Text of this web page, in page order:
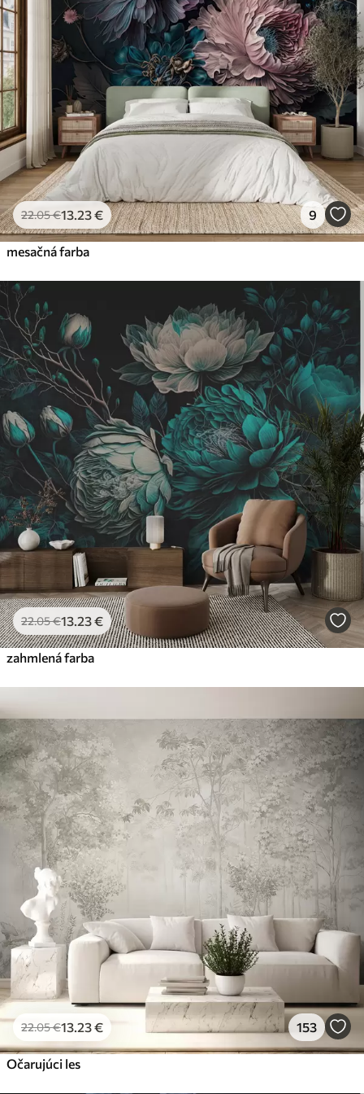
Premium
.6734 .00 € /m²
Prémiový vinyl
.0039.00€
Peel and Stick
81.6749.00 €/m²
22.05€13 .23€ 9
mesačná farba
22.05€13 .23€
zahmlená farba
22.05€13 .23€ 153
Očarujúci les